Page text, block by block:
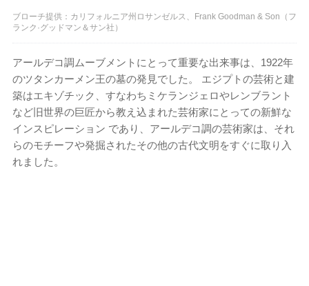
ブローチ提供：カリフォルニア州ロサンゼルス、Frank Goodman & Son（フ
ランク·グッドマン＆サン社）
アールデコ調ムーブメントにとって重要な出来事は、1922年
のツタンカーメン王の墓の発見でした。 エジプトの芸術と建
築はエキゾチック、すなわちミケランジェロやレンブラント
など旧世界の巨匠から教え込まれた芸術家にとっての新鮮な
インスピレーション であり、アールデコ調の芸術家は、それ
らのモチーフや発掘されたその他の古代文明をすぐに取り入
れました。